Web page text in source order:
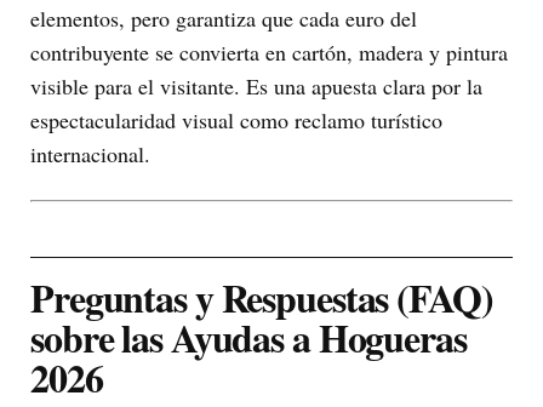
elementos, pero garantiza que cada euro del
contribuyente se convierta en cartón, madera y pintura
visible para el visitante. Es una apuesta clara por la
espectacularidad visual como reclamo turístico
internacional.
Preguntas y Respuestas (FAQ)
sobre las Ayudas a Hogueras
2026